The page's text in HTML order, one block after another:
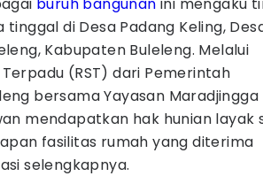
di Desa Padang Keling,
Kabupaten Buleleng. Melalui
(RST) dari Pemerintah
bersama Yayasan Maradjingga
mendapatkan hak hunian layak
fasilitas rumah yang diterima
selengkapnya.